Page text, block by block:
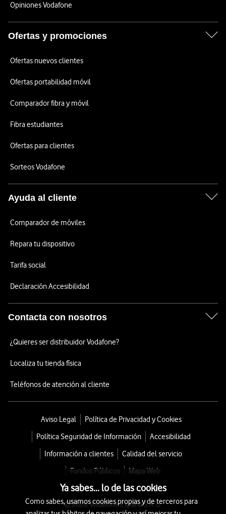
Opiniones Vodafone
Ofertas y promociones
Ofertas nuevos clientes
Ofertas portabilidad móvil
Comparador fibra y móvil
Fibra estudiantes
Ofertas para clientes
Sorteos Vodafone
Ayuda al cliente
Comparador de móviles
Repara tu dispositivo
Tarifa social
Declaración Accesibilidad
Contacta con nosotros
¿Quieres ser distribuidor Vodafone?
Localiza tu tienda física
Teléfonos de atención al cliente
Aviso Legal
Política de Privacidad y Cookies
Política Seguridad de Información
Accesibilidad
Información a clientes
Calidad del servicio
Fondos Públicos
Mapa Web
© 2026 Vodafone España S.A.U.
Ya sabes... lo de las cookies
Como sabes, usamos cookies propias y de terceros para